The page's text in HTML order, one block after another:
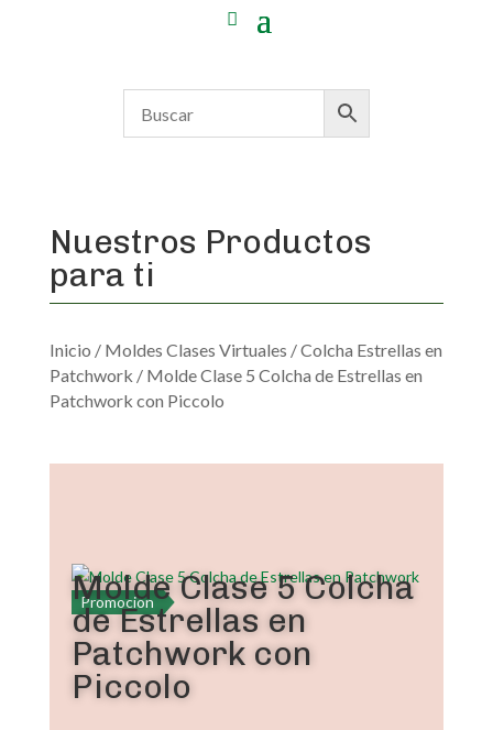
Nuestros Productos
para ti
Inicio / Moldes Clases Virtuales /Colcha Estrellas en
Patchwork / Molde Clase 5 Colcha de Estrellas en
Patchwork con Piccolo
Promoción
Molde Clase 5 Colcha
de Estrellas en
Patchwork con
Piccolo